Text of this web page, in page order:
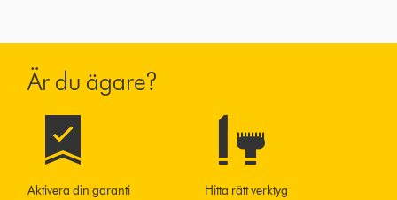
Är du ägare?
Aktivera din garanti Hitta rätt verktyg